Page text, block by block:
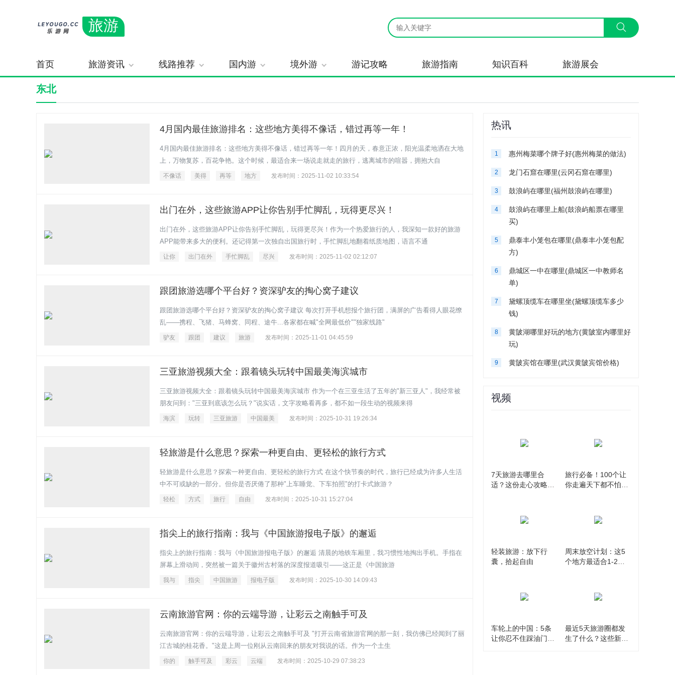
旅游
首页 旅游资讯 线路推荐 国内游 境外游 游记攻略 旅游指南 知识百科 旅游展会
东北
4月国内最佳旅游排名：这些地方美得不像话，错过再等一年！
4月国内最佳旅游排名：这些地方美得不像话，错过再等一年！四月的天，春意正浓，阳光温柔地洒在大地
上，万物复苏，百花争艳。这个时候，最适合来一场说走就走的旅行，逃离城市的喧嚣，拥抱大自
不像话 美得 再等 地方 发布时间：2025-11-02 10:33:54
出门在外，这些旅游APP让你告别手忙脚乱，玩得更尽兴！
出门在外，这些旅游APP让你告别手忙脚乱，玩得更尽兴！作为一个热爱旅行的人，我深知一款好的旅游
APP能带来多大的便利。还记得第一次独自出国旅行时，手忙脚乱地翻着纸质地图，语言不通
让你 出门在外 手忙脚乱 尽兴 发布时间：2025-11-02 02:12:07
跟团旅游选哪个平台好？资深驴友的掏心窝子建议
跟团旅游选哪个平台好？资深驴友的掏心窝子建议 每次打开手机想报个旅行团，满屏的广告看得人眼花缭
乱——携程、飞猪、马蜂窝、同程、途牛...各家都在喊"全网最低价""独家线路"
驴友 跟团 建议 旅游 发布时间：2025-11-01 04:45:59
三亚旅游视频大全：跟着镜头玩转中国最美海滨城市
三亚旅游视频大全：跟着镜头玩转中国最美海滨城市 作为一个在三亚生活了五年的"新三亚人"，我经常被
朋友问到："三亚到底该怎么玩？"说实话，文字攻略看再多，都不如一段生动的视频来得
海滨 玩转 三亚旅游 中国最美 发布时间：2025-10-31 19:26:34
轻旅游是什么意思？探索一种更自由、更轻松的旅行方式
轻旅游是什么意思？探索一种更自由、更轻松的旅行方式 在这个快节奏的时代，旅行已经成为许多人生活
中不可或缺的一部分。但你是否厌倦了那种"上车睡觉、下车拍照"的打卡式旅游？
轻松 方式 旅行 自由 发布时间：2025-10-31 15:27:04
指尖上的旅行指南：我与《中国旅游报电子版》的邂逅
指尖上的旅行指南：我与《中国旅游报电子版》的邂逅 清晨的地铁车厢里，我习惯性地掏出手机。手指在
屏幕上滑动间，突然被一篇关于徽州古村落的深度报道吸引——这正是《中国旅游
我与 指尖 中国旅游 报电子版 发布时间：2025-10-30 14:09:43
云南旅游官网：你的云端导游，让彩云之南触手可及
云南旅游官网：你的云端导游，让彩云之南触手可及 "打开云南省旅游官网的那一刻，我仿佛已经闻到了丽
江古城的桂花香。"这是上周一位刚从云南回来的朋友对我说的话。作为一个土生
你的 触手可及 彩云 云端 发布时间：2025-10-29 07:38:23
热讯
1 惠州梅菜哪个牌子好(惠州梅菜的做法)
2 龙门石窟在哪里(云冈石窟在哪里)
3 鼓浪屿在哪里(福州鼓浪屿在哪里)
4
鼓浪屿在哪里上船(鼓浪屿船票在哪里
买)
5
鼎泰丰小笼包在哪里(鼎泰丰小笼包配
方)
6
鼎城区一中在哪里(鼎城区一中教师名
单)
7
黛螺顶缆车在哪里坐(黛螺顶缆车多少
钱)
8
黄陂湖哪里好玩的地方(黄陂室内哪里好
玩)
9 黄陂宾馆在哪里(武汉黄陂宾馆价格)
视频
7天旅游去哪里合
适？这份走心攻略让
旅行必备！100个让
你走遍天下都不怕的
轻装旅游：放下行
囊，拾起自由
周末放空计划：这5
个地方最适合1-2天
车轮上的中国：5条
让你忍不住踩油门的
最近5天旅游圈都发
生了什么？这些新鲜